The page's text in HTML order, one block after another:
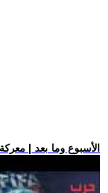
.. الأسبوع وما بعد |